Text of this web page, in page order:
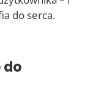
do serca.
do